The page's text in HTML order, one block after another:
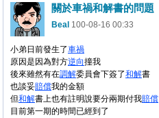
關於車禍和解書的問題
Beal 100-08-16 00:33
小弟日前發生了車禍
原因是因為對方逆向撞我
後來雖然有在調解委員會下簽了和解書
也談妥賠償我的金額
但和解書上也有註明說要分兩期付我賠償
目前第一期的時間已經到了